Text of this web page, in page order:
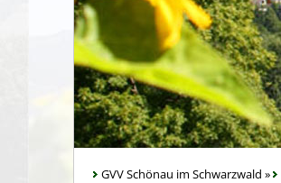
GVV Schönau im Schwarzwald »